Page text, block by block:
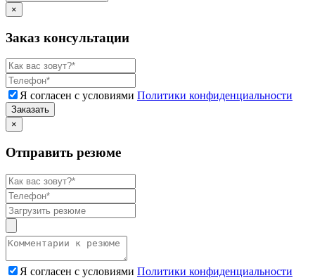
×
Заказ консультации
Я согласен с условиями Политики конфиденциальности
Заказать
×
Отправить резюме
Я согласен с условиями Политики конфиденциальности